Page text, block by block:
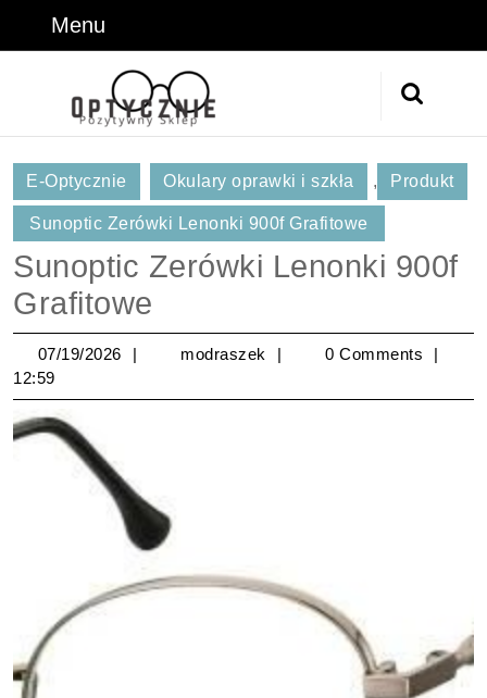
Menu
E-Optycznie Okulary oprawki i szkła , Produkt
Sunoptic Zerówki Lenonki 900f Grafitowe
Sunoptic Zerówki Lenonki 900f
Grafitowe
07/19/2026 07/19/2026
modraszek modraszek
0 Comments
12:59